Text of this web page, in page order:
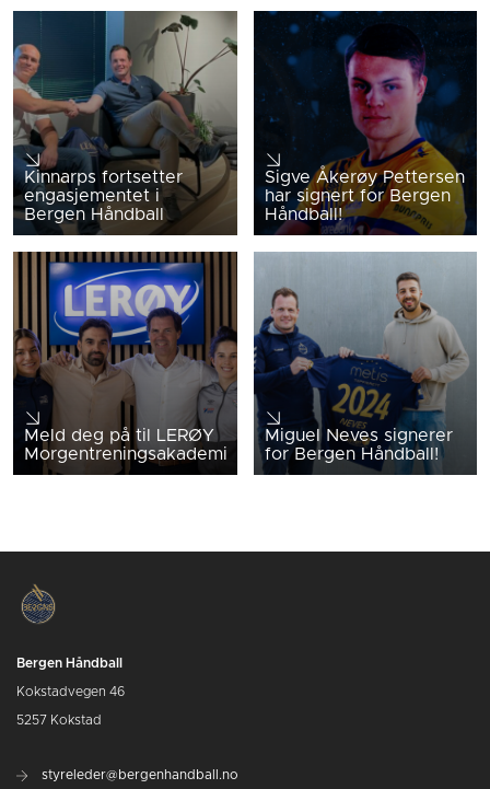
Kinnarps fortsetter
engasjementet i
Bergen Håndball
Sigve Åkerøy Pettersen
har signert for Bergen
Håndball!
Meld deg på til LERØY
Morgentreningsakademi
Miguel Neves signerer
for Bergen Håndball!
Bergen Håndball
Kokstadvegen 46
5257 Kokstad
styreleder@bergenhandball.no